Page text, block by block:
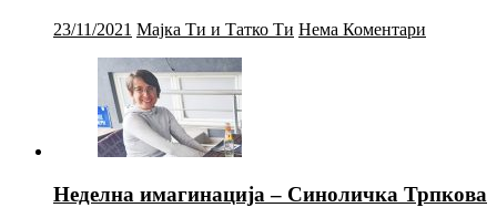
23/11/2021 Мајка Ти и Татко Ти Нема Коментари
Неделна имагинација – Синоличка Трпкова